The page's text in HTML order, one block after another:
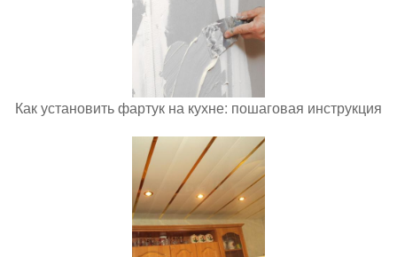
Как установить фартук на кухне: пошаговая инструкция